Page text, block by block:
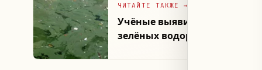
ЧИТАЙТЕ ТАКЖЕ →
Учёные выявили воздушный
зелёных водорослей